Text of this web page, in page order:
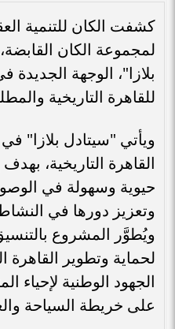
كشفت الكان للتنمية
لمجموعة الكان
بلازا"، الوجهة
للقاهرة التاريخية
ويأتي "سيتادل بلازا" في
القاهرة التاريخية،
حيوية وسهولة في
وتعزيز دورها في
ويُطوَّر المشروع
لحماية وتطوير القاهرة
الجهود الوطنية لإحياء
على خريطة السياحة